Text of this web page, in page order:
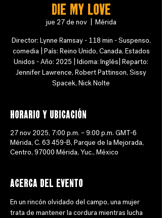
DIE MY LOVE
jue 27 de nov
  |
Mérida
Director: Lynne Ramsay - 118 min - Suspenso,
comedia | País: Reino Unido, Canada, Estados
Unidos - Año: 2025 | Idioma: Inglés| Reparto:
Jennifer Lawrence, Robert Pattinson, Sissy
Spacek, Nick Nolte
Horario y ubicación
27 nov 2025, 7:00 p.m. – 9:00 p.m. GMT-6
Mérida, C. 63 459-B, Parque de la Mejorada,
Centro, 97000 Mérida, Yuc., México
Acerca del evento
En un rincón olvidado del campo, una mujer
trata de mantener la cordura mientras lucha